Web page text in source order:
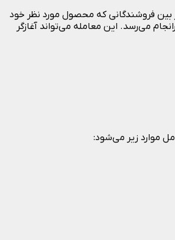
بین فروشندگانی که محصول مورد نظر خود
می‌رسد. این معامله می‌تواند آغازگر
موارد زیر می‌شود: